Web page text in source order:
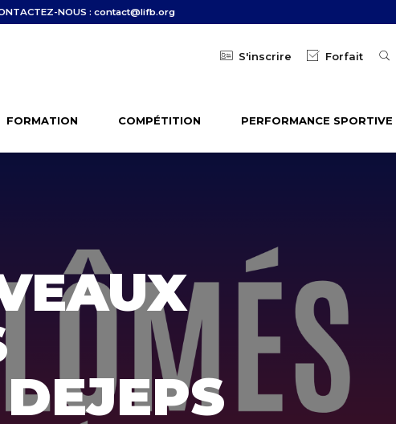
NOUS : contact@lifb.org
S'inscrire Forfait
FORMATION COMPÉTITION PERFORMANCE SPORTIVE